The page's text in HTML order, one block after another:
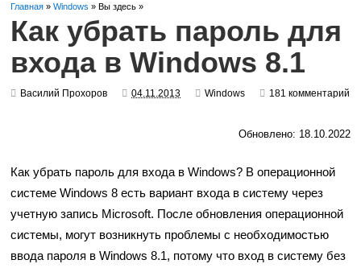
Главная »Windows » Вы здесь »
Как убрать пароль для
входа в Windows 8.1
Василий Прохоров 04.11.2013 Windows 181 комментарий
Обновлено: 18.10.2022
Как убрать пароль для входа в Windows? В операционной
системе Windows 8 есть вариант входа в систему через
учетную запись Microsoft. После обновления операционной
системы, могут возникнуть проблемы с необходимостью
ввода пароля в Windows 8.1, потому что вход в систему без